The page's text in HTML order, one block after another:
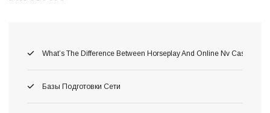
What’s The Difference Between Horseplay And Online Nv Casino
Базы Подготовки Сети